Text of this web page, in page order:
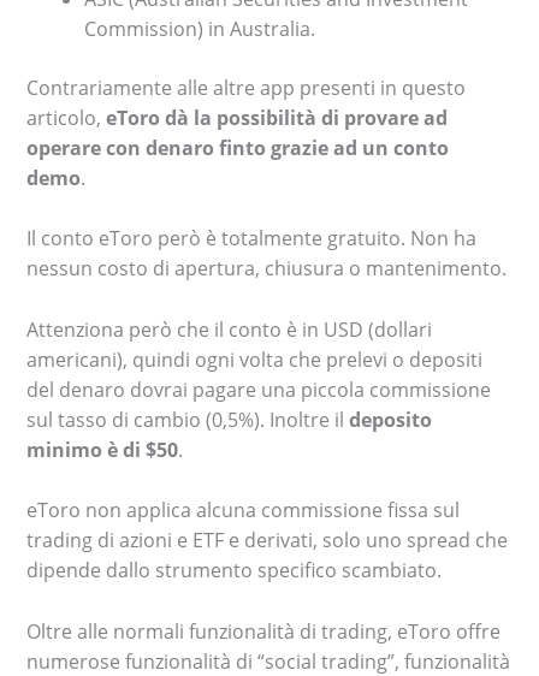
Commission) in Australia.
Contrariamente alle altre app presenti in questo
articolo,eToro dà la possibilità di provare ad
operare con denaro finto grazie ad un conto
demo.
Il conto eToro però è totalmente gratuito. Non ha
nessun costo di apertura, chiusura o mantenimento.
Attenziona però che il conto è in USD (dollari
americani), quindi ogni volta che prelevi o depositi
del denaro dovrai pagare una piccola commissione
sul tasso di cambio (0,5%). Inoltre ildeposito
minimo è di $50.
eToro non applica alcuna commissione fissa sul
trading di azioni e ETF e derivati, solo uno spread che
dipende dallo strumento specifico scambiato.
Oltre alle normali funzionalità di trading, eToro offre
numerose funzionalità di “social trading”, funzionalità